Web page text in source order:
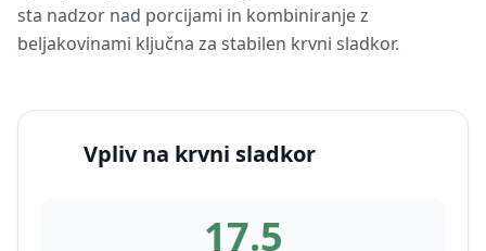
sta nadzor nad porcijami in kombiniranje z
beljakovinami ključna za stabilen krvni sladkor.
Vpliv na krvni sladkor
17.5